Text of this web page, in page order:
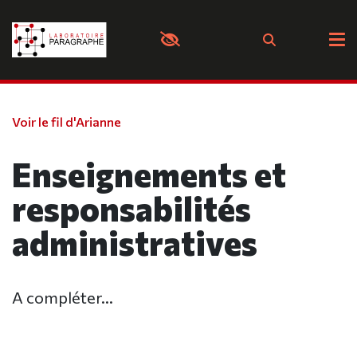
Voir le fil d'Arianne
Enseignements et
responsabilités
administratives
A compléter...